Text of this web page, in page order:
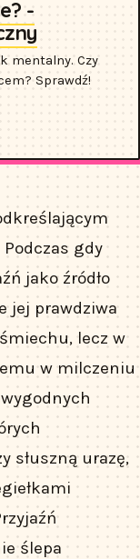
-
mentalny. Czy
Sprawdź!
gdy
jako źródło
jej prawdziwa
lecz w
w milczeniu
słuszną urazę,
ślepa